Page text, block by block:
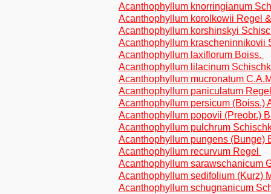
Acanthophyllum knorringianum
Acanthophyllum korolkowii Regel
Acanthophyllum korshinskyi
Acanthophyllum krascheninnikovii
Acanthophyllum laxiflorum Boiss.
Acanthophyllum lilacinum
Acanthophyllum mucronatum
Acanthophyllum paniculatum
Acanthophyllum persicum (Boiss.)
Acanthophyllum popovii (Preobr.)
Acanthophyllum pulchrum
Acanthophyllum pungens (Bunge)
Acanthophyllum recurvum Regel
Acanthophyllum sarawschanicum
Acanthophyllum sedifolium (Kurz)
Acanthophyllum schugnanicum